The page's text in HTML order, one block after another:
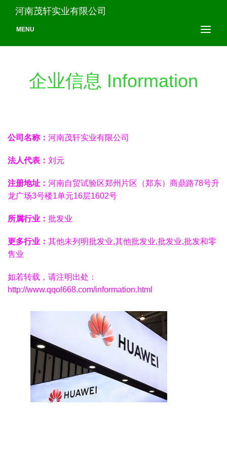
河南茂轩实业有限公司
MENU
企业信息 Information
公司名称： 河南茂轩实业有限公司
法人代表： 刘元
注册地址： 河南自贸试验区郑州片区（郑东）商鼎路78号升
龙广场3号楼1单元16层1602号
所属行业： 批发业
更多行业： 其他未列明批发业,其他批发业,批发业,批发和零
售业
如若转载，请注明出处：
http://www.qqol668.com/information.html